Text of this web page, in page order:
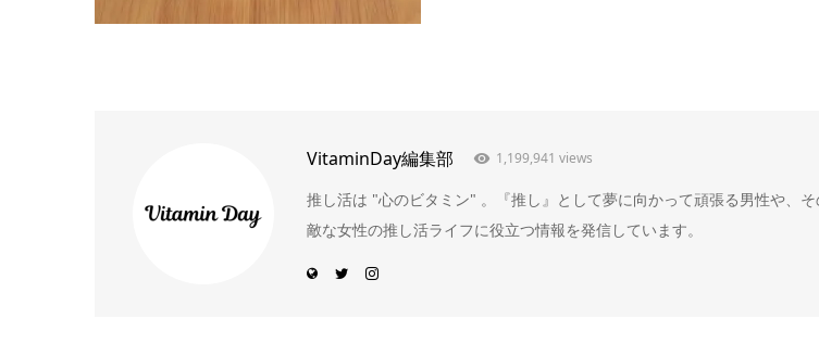
VitaminDay編集部 1,199,941 views
推し活は "心のビタミン" 。『推し』として夢に向かって頑張る男性や、
敵な女性の推し活ライフに役立つ情報を発信しています。